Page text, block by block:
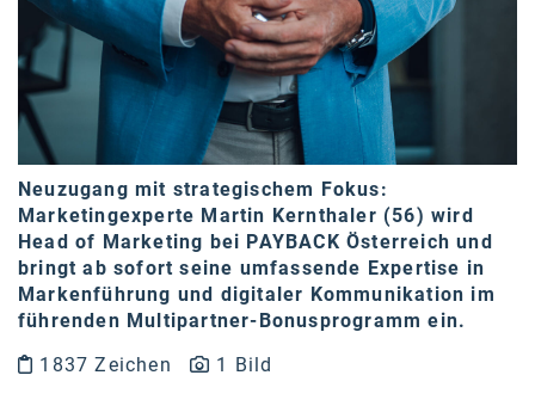
Neuzugang mit strategischem Fokus:
Marketingexperte Martin Kernthaler (56) wird
Head of Marketing bei PAYBACK Österreich und
bringt ab sofort seine umfassende Expertise in
Markenführung und digitaler Kommunikation im
führenden Multipartner-Bonusprogramm ein.
1837 Zeichen
1 Bild